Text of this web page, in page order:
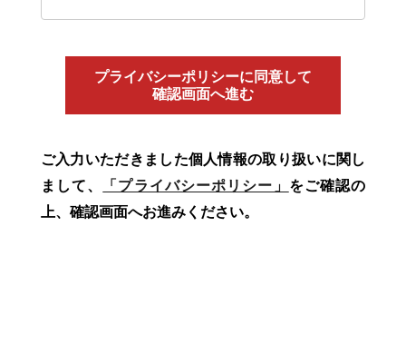
プライバシーポリシーに同意して
確認画面へ進む
ご入力いただきました個人情報の取り扱いに関し
まして、
「プライバシーポリシー」 をご確認の
上、確認画面へお進みください。